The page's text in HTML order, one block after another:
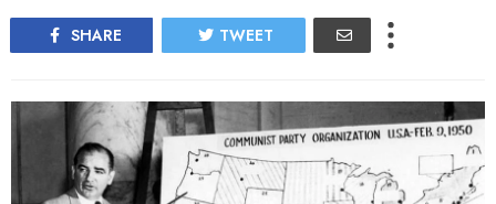
SHARE TWEET